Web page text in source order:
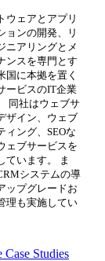
ウェアとアプリ
ョンの開発、リ
ニアリングとメ
ンスを専門とす
国に本拠を置く
ービスのIT企業
同社はウェブサ
ザイン、ウェブ
ィング、SEOな
ェブサービスを
ています。 ま
システムの導
ップグレードお
理も実施してい
Case Studies